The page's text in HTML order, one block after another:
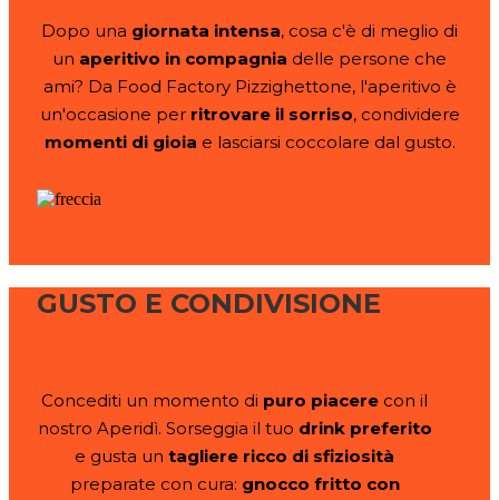
Dopo una giornata intensa, cosa c'è di meglio di
un aperitivo in compagnia delle persone che
ami? Da Food Factory Pizzighettone, l'aperitivo è
un'occasione per ritrovare il sorriso, condividere
momenti di gioia e lasciarsi coccolare dal gusto.
GUSTO E CONDIVISIONE
Concediti un momento di puro piacere con il
nostro Aperidì. Sorseggia il tuo drink preferito
e gusta un tagliere ricco di sfiziosità
preparate con cura: gnocco fritto con